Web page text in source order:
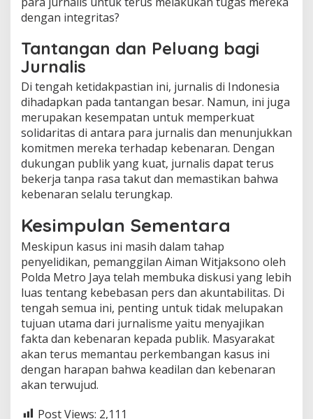
dengan integritas?
Tantangan dan Peluang bagi
Jurnalis
Di tengah ketidakpastian ini, jurnalis di Indonesia
dihadapkan pada tantangan besar. Namun, ini juga
merupakan kesempatan untuk memperkuat
solidaritas di antara para jurnalis dan menunjukkan
komitmen mereka terhadap kebenaran. Dengan
dukungan publik yang kuat, jurnalis dapat terus
bekerja tanpa rasa takut dan memastikan bahwa
kebenaran selalu terungkap.
Kesimpulan Sementara
Meskipun kasus ini masih dalam tahap
penyelidikan, pemanggilan Aiman Witjaksono oleh
Polda Metro Jaya telah membuka diskusi yang lebih
luas tentang kebebasan pers dan akuntabilitas. Di
tengah semua ini, penting untuk tidak melupakan
tujuan utama dari jurnalisme yaitu menyajikan
fakta dan kebenaran kepada publik. Masyarakat
akan terus memantau perkembangan kasus ini
dengan harapan bahwa keadilan dan kebenaran
akan terwujud.
Post Views: 2,111